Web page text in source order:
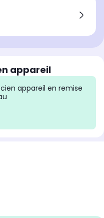
appareil
appareil en remise